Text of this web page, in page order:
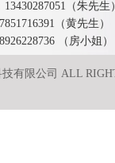
（朱先生
（黄先生）
（房小姐）
有限公司 ALL